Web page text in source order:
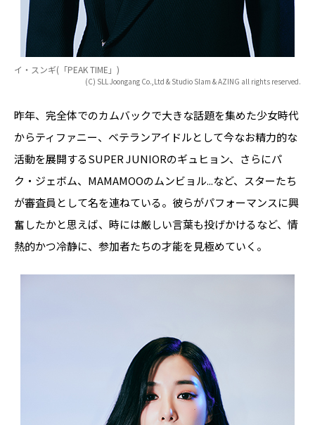
イ・スンギ(「PEAK TIME」)
(C) SLL Joongang Co.,Ltd & Studio Slam & AZING all rights reserved.
昨年、完全体でのカムバックで大きな話題を集めた少女時代
からティファニー、ベテランアイドルとして今なお精力的な
活動を展開するSUPER JUNIORのギュヒョン、さらにパ
ク・ジェボム、MAMAMOOのムンビョル...など、スターたち
が審査員として名を連ねている。彼らがパフォーマンスに興
奮したかと思えば、時には厳しい言葉も投げかけるなど、情
熱的かつ冷静に、参加者たちの才能を見極めていく。